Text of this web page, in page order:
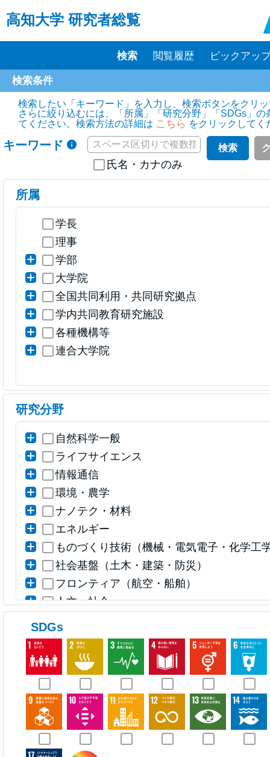
高知大学 研究者総覧
検索 閲覧履歴 ピックアッ
検索条件
検索したい「キーワード」を入力し、検索ボタンをクリ
さらに絞り込むには、「所属」「研究分野」「SDGs」の
てください。検索方法の詳細は こちら をクリックしてく
キーワード
氏名・カナのみ
検索
所属
学長
理事
学部
大学院
全国共同利用・共同研究拠点
学内共同教育研究施設
各種機構等
連合大学院
研究分野
自然科学一般
ライフサイエンス
情報通信
環境・農学
ナノテク・材料
エネルギー
ものづくり技術（機械・電気電子・化学工
社会基盤（土木・建築・防災）
フロンティア（航空・船舶）
人文・社会
SDGs